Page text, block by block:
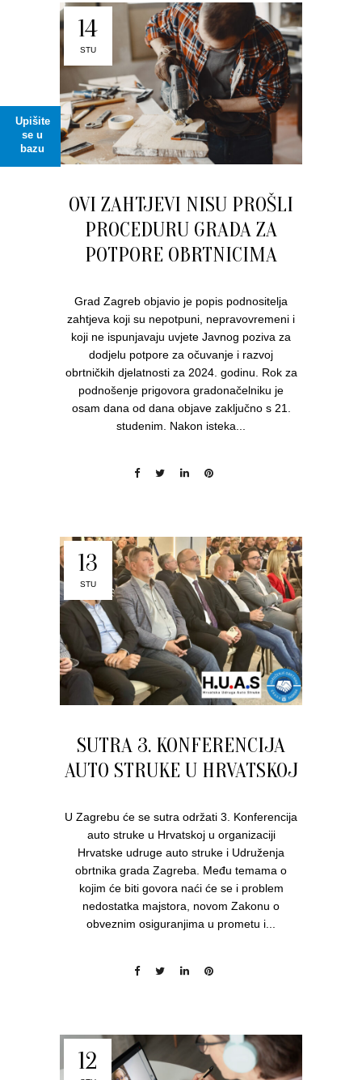
Upišite
se u
bazu
14
STU
OVI ZAHTJEVI NISU PROŠLI
PROCEDURU GRADA ZA
POTPORE OBRTNICIMA
Grad Zagreb objavio je popis podnositelja
zahtjeva koji su nepotpuni, nepravovremeni i
koji ne ispunjavaju uvjete Javnog poziva za
dodjelu potpore za očuvanje i razvoj
obrtničkih djelatnosti za 2024. godinu. Rok za
podnošenje prigovora gradonačelniku je
osam dana od dana objave zaključno s 21.
studenim. Nakon isteka...
13
STU
SUTRA 3. KONFERENCIJA
AUTO STRUKE U HRVATSKOJ
U Zagrebu će se sutra održati 3. Konferencija
auto struke u Hrvatskoj u organizaciji
Hrvatske udruge auto struke i Udruženja
obrtnika grada Zagreba. Među temama o
kojim će biti govora naći će se i problem
nedostatka majstora, novom Zakonu o
obveznim osiguranjima u prometu i...
12